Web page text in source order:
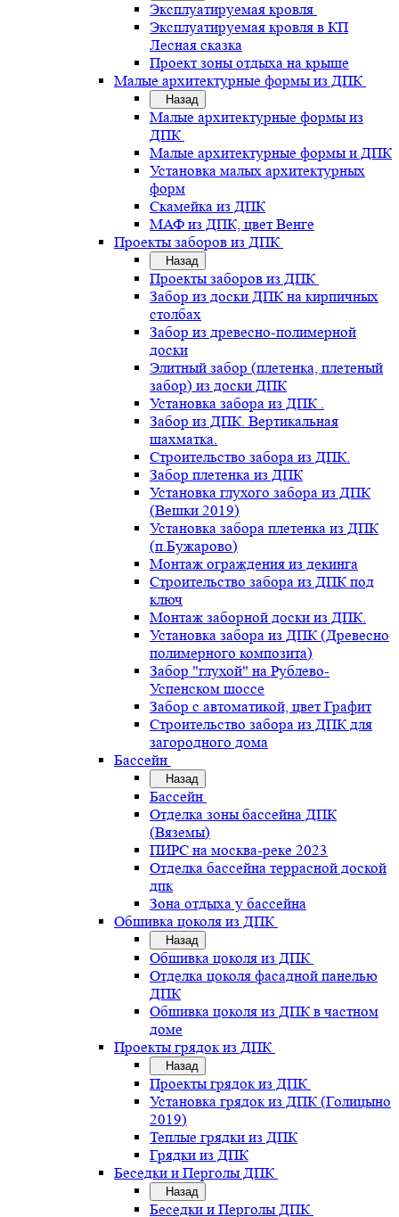
Эксплуатируемая кровля
Эксплуатируемая кровля в КП
Лесная сказка
Проект зоны отдыха на крыше
Малые архитектурные формы из ДПК
Назад
Малые архитектурные формы из
ДПК
Малые архитектурные формы и ДПК
Установка малых архитектурных
форм
Скамейка из ДПК
МАФ из ДПК, цвет Венге
Проекты заборов из ДПК
Назад
Проекты заборов из ДПК
Забор из доски ДПК на кирпичных
столбах
Забор из древесно-полимерной
доски
Элитный забор (плетенка, плетеный
забор) из доски ДПК
Установка забора из ДПК .
Забор из ДПК. Вертикальная
шахматка.
Строительство забора из ДПК.
Забор плетенка из ДПК
Установка глухого забора из ДПК
(Вешки 2019)
Установка забора плетенка из ДПК
(п.Бужарово)
Монтаж ограждения из декинга
Строительство забора из ДПК под
ключ
Монтаж заборной доски из ДПК.
Установка забора из ДПК (Древесно
полимерного композита)
Забор "глухой" на Рублево-
Успенском шоссе
Забор с автоматикой, цвет Графит
Строительство забора из ДПК для
загородного дома
Бассейн
Назад
Бассейн
Отделка зоны бассейна ДПК
(Вяземы)
ПИРС на москва-реке 2023
Отделка бассейна террасной доской
дпк
Зона отдыха у бассейна
Обшивка цоколя из ДПК
Назад
Обшивка цоколя из ДПК
Отделка цоколя фасадной панелью
ДПК
Обшивка цоколя из ДПК в частном
доме
Проекты грядок из ДПК
Назад
Проекты грядок из ДПК
Установка грядок из ДПК (Голицыно
2019)
Теплые грядки из ДПК
Грядки из ДПК
Беседки и Перголы ДПК
Назад
Беседки и Перголы ДПК